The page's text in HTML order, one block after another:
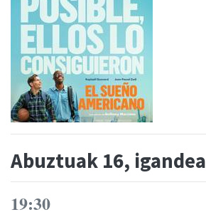
Abuztuak 16, igandea
19:30